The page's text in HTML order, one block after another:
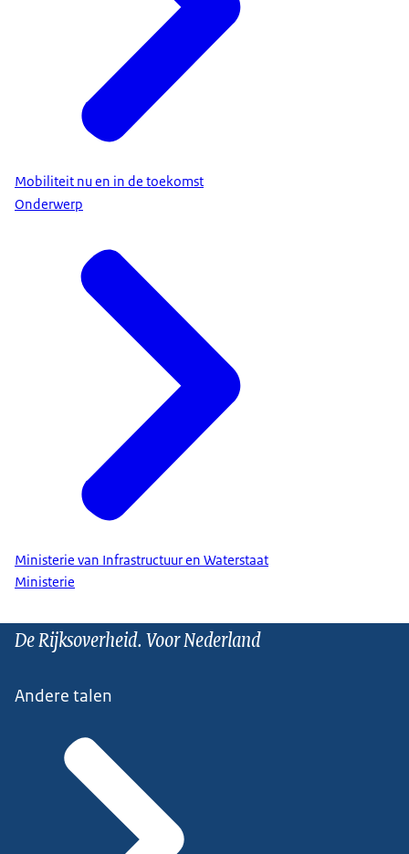
Mobiliteit nu en in de toekomst
Onderwerp
Ministerie van Infrastructuur en Waterstaat
Ministerie
De Rijksoverheid. Voor Nederland
Andere talen